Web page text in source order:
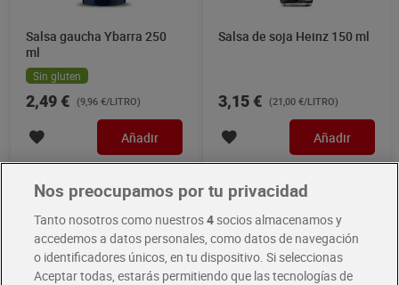
Salsa gaucha Ybarra 250
ml
Sin gluten
2,49 € (9,96 €/LITRO)
Añadir
Salsa de soja Heinz 150 ml
3,15 € (21,00 €/LITRO)
Añadir
Nos preocupamos por tu privacidad
Tanto nosotros como nuestros4socios almacenamos y
accedemos a datos personales, como datos de navegación
o identificadores únicos, en tu dispositivo. Si seleccionas
Aceptar todas, estarás permitiendo que las tecnologías de